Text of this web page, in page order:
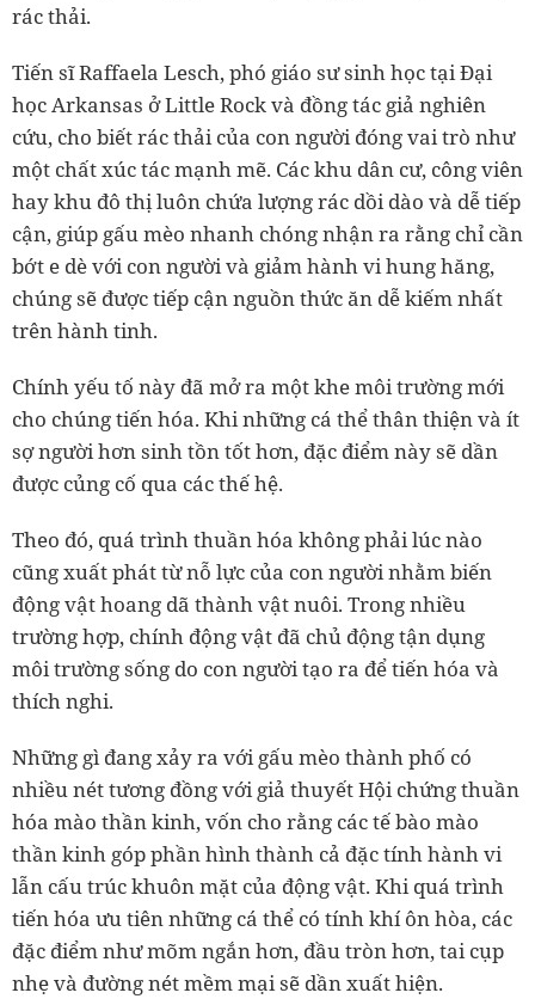
rác thải.
Tiến sĩ Raffaela Lesch, phó giáo sư sinh học tại Đại
học Arkansas ở Little Rock và đồng tác giả nghiên
cứu, cho biết rác thải của con người đóng vai trò như
một chất xúc tác mạnh mẽ. Các khu dân cư, công viên
hay khu đô thị luôn chứa lượng rác dồi dào và dễ tiếp
cận, giúp gấu mèo nhanh chóng nhận ra rằng chỉ cần
bớt e dè với con người và giảm hành vi hung hăng,
chúng sẽ được tiếp cận nguồn thức ăn dễ kiếm nhất
trên hành tinh.
Chính yếu tố này đã mở ra một khe môi trường mới
cho chúng tiến hóa. Khi những cá thể thân thiện và ít
sợ người hơn sinh tồn tốt hơn, đặc điểm này sẽ dần
được củng cố qua các thế hệ.
Theo đó, quá trình thuần hóa không phải lúc nào
cũng xuất phát từ nỗ lực của con người nhằm biến
động vật hoang dã thành vật nuôi. Trong nhiều
trường hợp, chính động vật đã chủ động tận dụng
môi trường sống do con người tạo ra để tiến hóa và
thích nghi.
Những gì đang xảy ra với gấu mèo thành phố có
nhiều nét tương đồng với giả thuyết Hội chứng thuần
hóa mào thần kinh, vốn cho rằng các tế bào mào
thần kinh góp phần hình thành cả đặc tính hành vi
lẫn cấu trúc khuôn mặt của động vật. Khi quá trình
tiến hóa ưu tiên những cá thể có tính khí ôn hòa, các
đặc điểm như mõm ngắn hơn, đầu tròn hơn, tai cụp
nhẹ và đường nét mềm mại sẽ dần xuất hiện.